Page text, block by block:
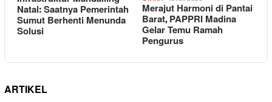
Natal: Saatnya Pemerintah
Sumut Berhenti Menunda
Solusi
Merajut Harmoni di Pantai
Barat, PAPPRI Madina
Gelar Temu Ramah
Pengurus
ARTIKEL